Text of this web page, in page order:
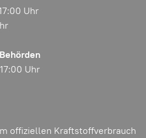
Uhr
Uhr
offiziellen Kraftstoffverbrauch